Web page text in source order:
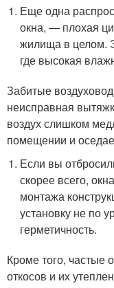
Еще одна
окна, — плохая
жилища в целом.
где высокая
Забитые
неисправная
воздух слишком
помещении и
Если вы
скорее всего,
монтажа
установку не по
герметичность.
Кроме того, частые
откосов и их